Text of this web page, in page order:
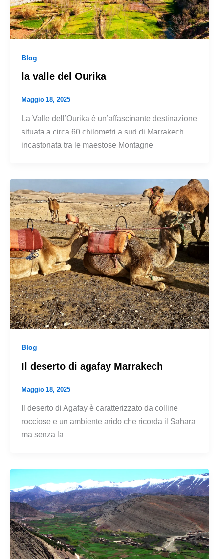
Blog
la valle del Ourika
Maggio 18, 2025
La Valle dell’Ourika è un’affascinante destinazione
situata a circa 60 chilometri a sud di Marrakech,
incastonata tra le maestose Montagne
Blog
Il deserto di agafay Marrakech
Maggio 18, 2025
Il deserto di Agafay è caratterizzato da colline
rocciose e un ambiente arido che ricorda il Sahara
ma senza la